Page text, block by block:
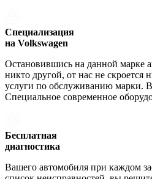
Специализация
на Volkswagen
Остановившись на данной марке
никто другой, от нас не
услуги по обслуживанию марки.
Специальное современное
Бесплатная
диагностика
Вашего автомобиля при каждом